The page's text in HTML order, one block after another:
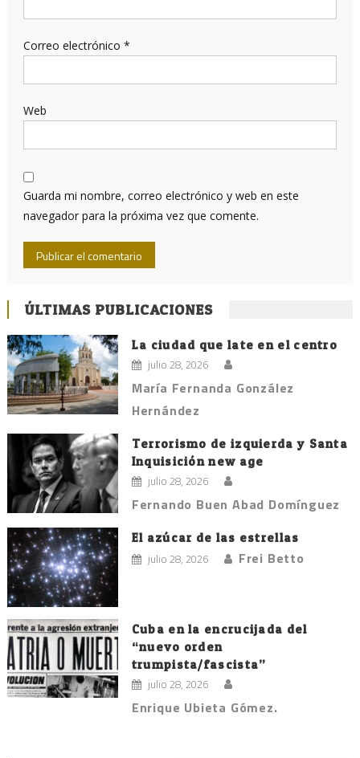
Correo electrónico *
Web
Guarda mi nombre, correo electrónico y web en este
navegador para la próxima vez que comente.
ÚLTIMAS PUBLICACIONES
La ciudad que late en el centro
julio 28, 2026
María Fernanda González
Hernández
Terrorismo de izquierda y Santa
Inquisición new age
julio 28, 2026
Fernando Buen Abad Domínguez
El azúcar de las estrellas
julio 28, 2026 Frei Betto
Cuba en la encrucijada del
“nuevo orden
trumpista/fascista”
julio 28, 2026
Enrique Ubieta Gómez.